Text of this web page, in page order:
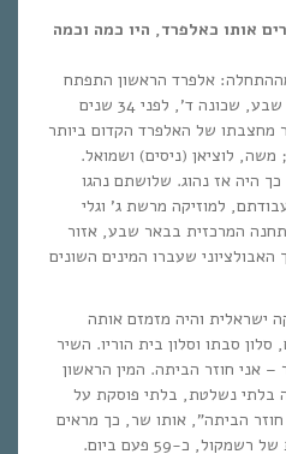
אותו כאלפרד, היו כמה וכמה
אלפרד הראשון התפתח
לראשונה בשכונה צפונית בבאר שבע, שכונה ד’, לפני 34 שנים
דיוק. כור מחצבתו של האלפרד הקדום ביותר
לוציאן (ניסים) ושמואל.
היה אז נהוג. שלושתם נהגו
למוזיקה מרשת ג’ וגלי
המרכזית בבאר שבע, אזור
שעברו המינים השונים
ישראלית והיה מזמזם אותה
סבתו וסלון בית הוריו. השיר
אני חוזר הביתה. המין הראשון
בלתי נשלטת, בלתי פוסקת על
הביתה”, אותו שר, כך מראים
ממצאים ארכיאולוגים כמו קלטות של רשמקול, כ-59 פעם ביום.